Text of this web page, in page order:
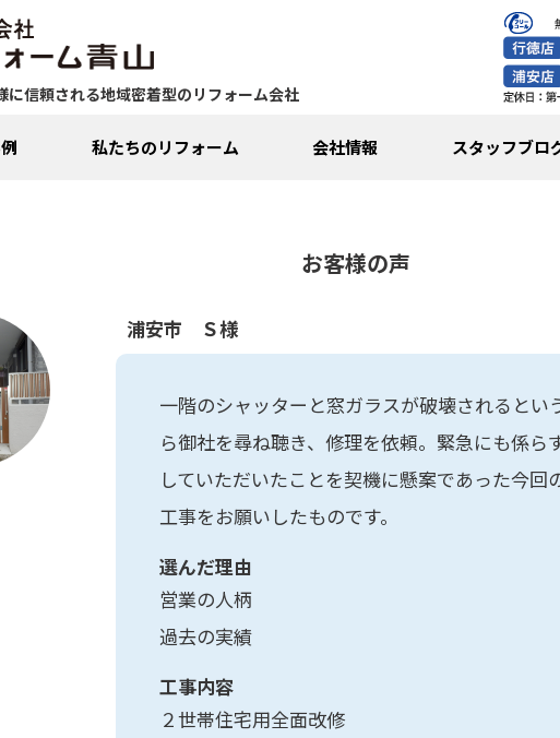
に信頼される地域密着型のリフォーム会社
私たちのリフォーム 会社情報 スタッフブロ
お客様の声
浦安市 Ｓ様
一階のシャッターと窓ガラスが破壊されるとい
ら御社を尋ね聴き、修理を依頼。緊急にも係ら
していただいたことを契機に懸案であった今回
工事をお願いしたものです。
選んだ理由
営業の人柄
過去の実績
工事内容
２世帯住宅用全面改修